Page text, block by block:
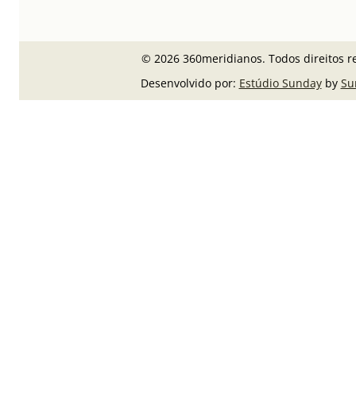
© 2026 360meridianos. Todos direitos
Desenvolvido por: Estúdio Sundayby